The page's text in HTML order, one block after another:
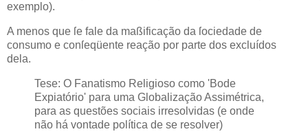
exemplo).
A menos que ſe fale da maßificação da ſociedade de
consumo e conſeqüente reação por parte dos excluídos
dela.
Tese: O Fanatismo Religioso como 'Bode
Expiatório' para uma Globalização Assimétrica,
para as questões sociais irresolvidas (e onde
não há vontade política de se resolver)